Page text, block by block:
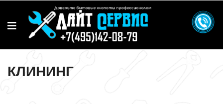
КЛИНИНГ